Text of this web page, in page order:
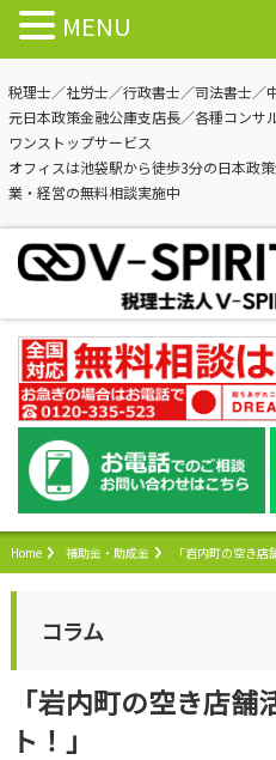
税理士／社労士／行政書士／司法書士／
元日本政策金融公庫支店長／各種コンサ
ワンストップサービス
オフィスは池袋駅から徒歩3分の日本政
業・経営の無料相談実施中
Home 補助金・助成金 「岩内町の空き店
コラム
「岩内町の空き店舗
ト！」
MENU